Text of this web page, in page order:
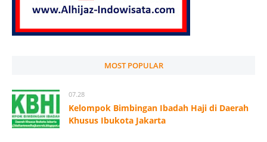
MOST POPULAR
07.28
Kelompok Bimbingan Ibadah Haji di Daerah
Khusus Ibukota Jakarta